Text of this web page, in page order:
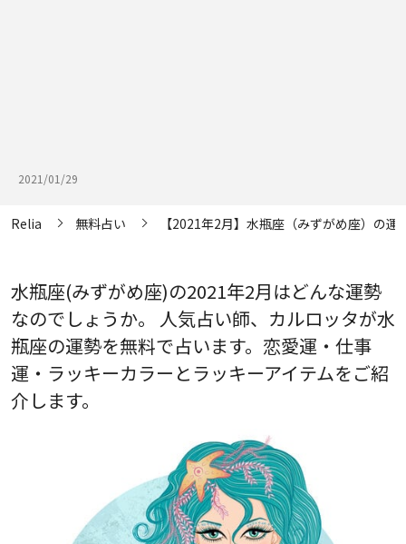
2021/01/29
Relia 無料占い 【2021年2月】水瓶座（みずがめ座）の運
水瓶座(みずがめ座)の2021年2月はどんな運勢
なのでしょうか。 人気占い師、カルロッタが水
瓶座の運勢を無料で占います。恋愛運・仕事
運・ラッキーカラーとラッキーアイテムをご紹
介します。